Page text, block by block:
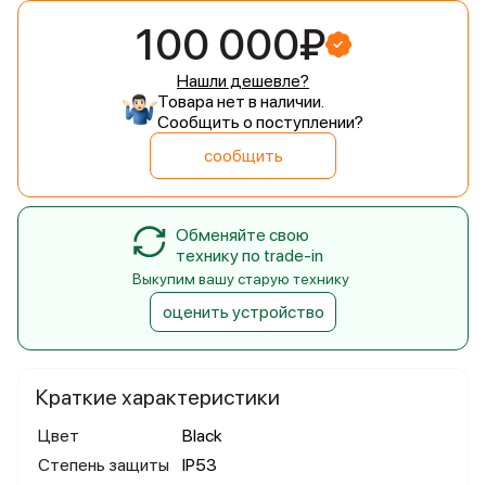
Краткие характеристики
Цвет
Black
Степень защиты
IP53
100 000₽
Нашли дешевле?
Товара нет в наличии.
Сообщить о поступлении?
сообщить
Обменяйте свою
технику по trade-in
Выкупим вашу старую технику
оценить устройство